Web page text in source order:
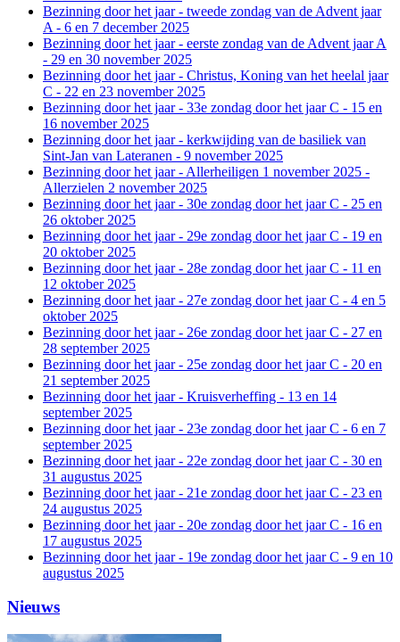
Bezinning door het jaar - tweede zondag van de Advent jaar
A - 6 en 7 december 2025
Bezinning door het jaar - eerste zondag van de Advent jaar A
- 29 en 30 november 2025
Bezinning door het jaar - Christus, Koning van het heelal jaar
C - 22 en 23 november 2025
Bezinning door het jaar - 33e zondag door het jaar C - 15 en
16 november 2025
Bezinning door het jaar - kerkwijding van de basiliek van
Sint-Jan van Lateranen - 9 november 2025
Bezinning door het jaar - Allerheiligen 1 november 2025 -
Allerzielen 2 november 2025
Bezinning door het jaar - 30e zondag door het jaar C - 25 en
26 oktober 2025
Bezinning door het jaar - 29e zondag door het jaar C - 19 en
20 oktober 2025
Bezinning door het jaar - 28e zondag door het jaar C - 11 en
12 oktober 2025
Bezinning door het jaar - 27e zondag door het jaar C - 4 en 5
oktober 2025
Bezinning door het jaar - 26e zondag door het jaar C - 27 en
28 september 2025
Bezinning door het jaar - 25e zondag door het jaar C - 20 en
21 september 2025
Bezinning door het jaar - Kruisverheffing - 13 en 14
september 2025
Bezinning door het jaar - 23e zondag door het jaar C - 6 en 7
september 2025
Bezinning door het jaar - 22e zondag door het jaar C - 30 en
31 augustus 2025
Bezinning door het jaar - 21e zondag door het jaar C - 23 en
24 augustus 2025
Bezinning door het jaar - 20e zondag door het jaar C - 16 en
17 augustus 2025
Bezinning door het jaar - 19e zondag door het jaar C - 9 en 10
augustus 2025
Nieuws